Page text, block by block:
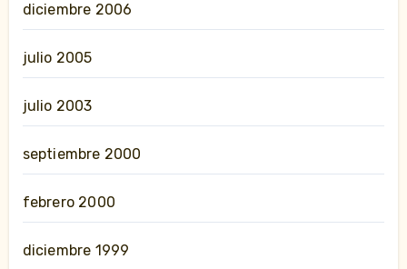
diciembre 2006
julio 2005
julio 2003
septiembre 2000
febrero 2000
diciembre 1999